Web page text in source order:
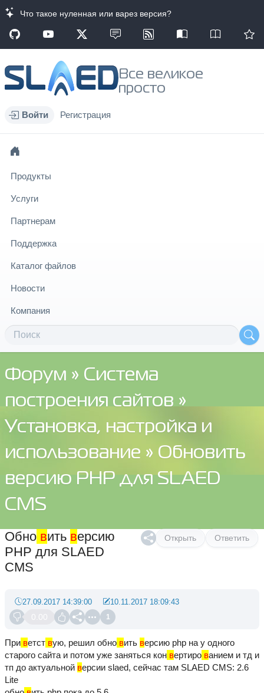
Что такое нуленная или варез версия?
Все великое
просто
Войти Регистрация
Продукты
Услуги
Партнерам
Поддержка
Каталог файлов
Новости
Компания
Форум » Система
построения сайтов »
Установка, настройка и
использование » Обновить
версию PHP для SLAED
CMS
Открыть Ответить
Обно вить версию
PHP для SLAED
CMS
0.00 1
27.09.2017 14:39:00 10.11.2017 18:09:43
При ветст вую, решил обно вить версию php на у одного
старого сайта и потом уже заняться кон вертиро ванием и тд и
тп до актуальной версии slaed, сейчас там SLAED CMS: 2.6
Lite